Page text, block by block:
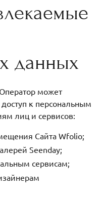
данных
может
к персональным
лиц и сервисов:
Сайта Wfolio;
Seenday;
сервисам;